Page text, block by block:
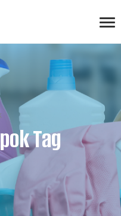
Tag